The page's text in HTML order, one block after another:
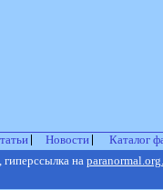
Новости
Каталог
на